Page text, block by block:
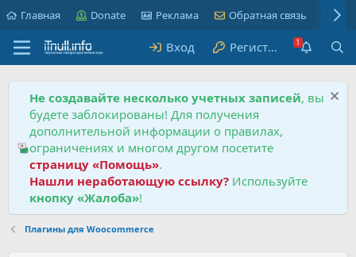
Главная Donate Реклама Обратная связь
Вход Регистрация
Не создавайте несколько учетных записей, вы
будете заблокированы! Для получения
дополнительной информации о правилах,
ограничениях и многом другом посетите
страницу «Помощь».
Нашли неработающую ссылку? Используйте
кнопку «Жалоба»!
Плагины для Woocommerce